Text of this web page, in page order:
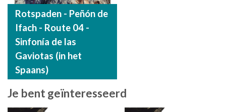
Rotspaden - Peñón de
Ifach - Route 04 -
Sinfonía de las
Gaviotas (in het
Spaans)
Je bent geïnteresseerd